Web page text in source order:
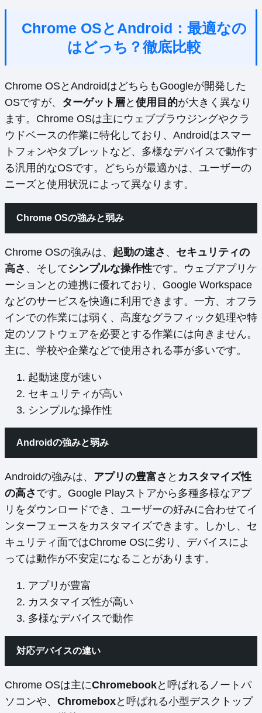
Chrome OSとAndroid：最適なの
はどっち？徹底比較
Chrome OSとAndroidはどちらもGoogleが開発した
OSですが、 ターゲット層と 使用目的が大きく異なり
ます。Chrome OSは主にウェブブラウジングやクラ
ウドベースの作業に特化しており、Androidはスマー
トフォンやタブレットなど、多様なデバイスで動作す
る汎用的なOSです。どちらが最適かは、ユーザーの
ニーズと使用状況によって異なります。
Chrome OSの強みと弱み
Chrome OSの強みは、 起動の速さ 、 セキュリティの
高さ 、そして シンプルな操作性です。ウェブアプリケ
ーションとの連携に優れており、Google Workspace
などのサービスを快適に利用できます。一方、オフラ
インでの作業には弱く、高度なグラフィック処理や特
定のソフトウェアを必要とする作業には向きません。
主に、学校や企業などで使用される事が多いです。
起動速度が速い
セキュリティが高い
シンプルな操作性
Androidの強みと弱み
Androidの強みは、 アプリの豊富さ と カスタマイズ性
の高さ です。Google Playストアから多種多様なアプ
リをダウンロードでき、ユーザーの好みに合わせてイ
ンターフェースをカスタマイズできます。しかし、セ
キュリティ面ではChrome OSに劣り、デバイスによ
っては動作が不安定になることがあります。
アプリが豊富
カスタマイズ性が高い
多様なデバイスで動作
対応デバイスの違い
Chrome OSは主にChromebookと呼ばれるノートパ
ソコンや、 Chromeboxと呼ばれる小型デスクトップ